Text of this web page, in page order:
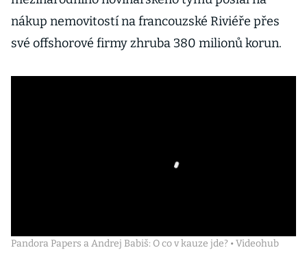
nákup nemovitostí na francouzské Riviéře přes
své offshorové firmy zhruba 380 milionů korun.
Pandora Papers a Andrej Babiš: O co v kauze jde? • Videohub